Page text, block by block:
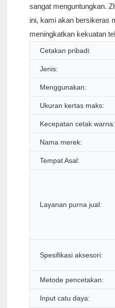
sangat menguntungkan.
ini, kami akan bersikeras
meningkatkan kekuatan
Cetakan pribadi:
Jenis:
Menggunakan:
Ukuran kertas maks:
Kecepatan cetak warna:
Nama merek:
Tempat Asal:
Layanan purna jual:
Spesifikasi aksesori:
Metode pencetakan:
Input catu daya: